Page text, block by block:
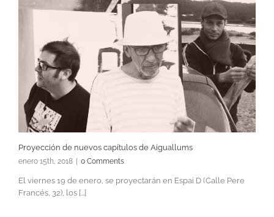
Proyección de nuevos capítulos de Aiguallums
enero 15th, 2018 0 Comments
El viernes 19 de enero, se proyectarán en Espai D (Calle Pere
Francés, 32), los [...]